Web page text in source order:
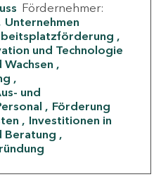
Fördernehmer:
Unternehmen
und Technologie
und
Förderung
Investitionen in
Beratung